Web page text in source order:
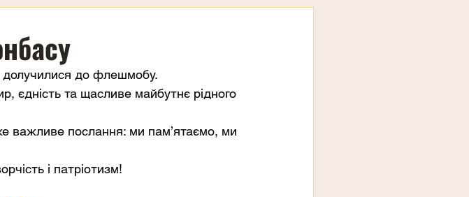
долучилися до флешмобу.
єдність та щасливе майбутнє рідного
важливе послання: ми пам’ятаємо, ми
і патріотизм!